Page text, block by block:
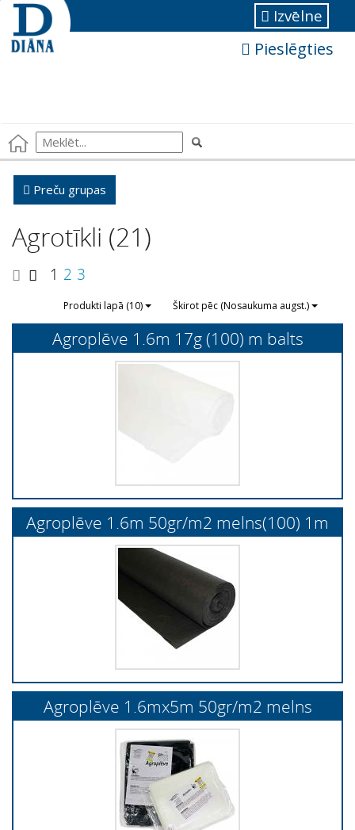
Izvēlne
Pieslēgties
Preču grupas
Agrotīkli (21)
1 2 3
Produkti lapā (10) Škirot pēc (Nosaukuma augst.)
Agroplēve 1.6m 17g (100) m balts
Agroplēve 1.6m 50gr/m2 melns(100) 1m
Agroplēve 1.6mx5m 50gr/m2 melns